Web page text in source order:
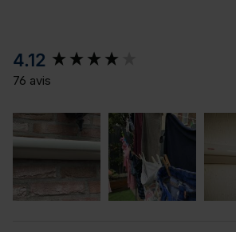
4.12
76 avis
New content loaded